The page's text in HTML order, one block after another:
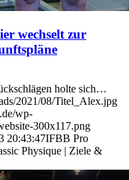
wechselt zur
holte sich…
2021/08/Titel_Alex.jpg
wp-
300x117.png
20:43:47IFBB Pro
Physique | Ziele &